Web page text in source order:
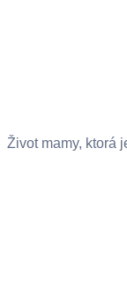
Život mamy, ktorá